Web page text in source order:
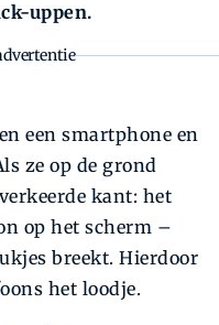
uppen.
een smartphone en
ze op de grond
kant: het
op het scherm –
breekt. Hierdoor
het loodje.